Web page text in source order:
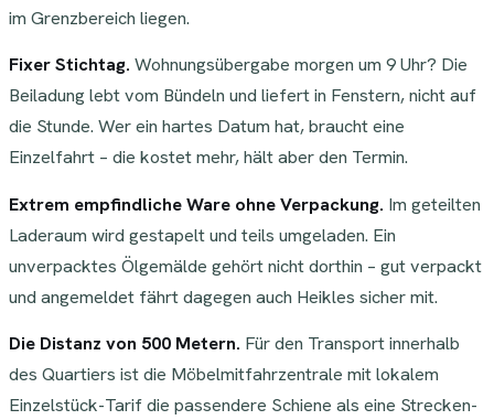
im Grenzbereich liegen.
Fixer Stichtag. Wohnungsübergabe morgen um 9 Uhr? Die
Beiladung lebt vom Bündeln und liefert in Fenstern, nicht auf
die Stunde. Wer ein hartes Datum hat, braucht eine
Einzelfahrt – die kostet mehr, hält aber den Termin.
Extrem empfindliche Ware ohne Verpackung. Im geteilten
Laderaum wird gestapelt und teils umgeladen. Ein
unverpacktes Ölgemälde gehört nicht dorthin – gut verpackt
und angemeldet fährt dagegen auch Heikles sicher mit.
Die Distanz von 500 Metern. Für den Transport innerhalb
des Quartiers ist die Möbelmitfahrzentrale mit lokalem
Einzelstück-Tarif die passendere Schiene als eine Strecken-